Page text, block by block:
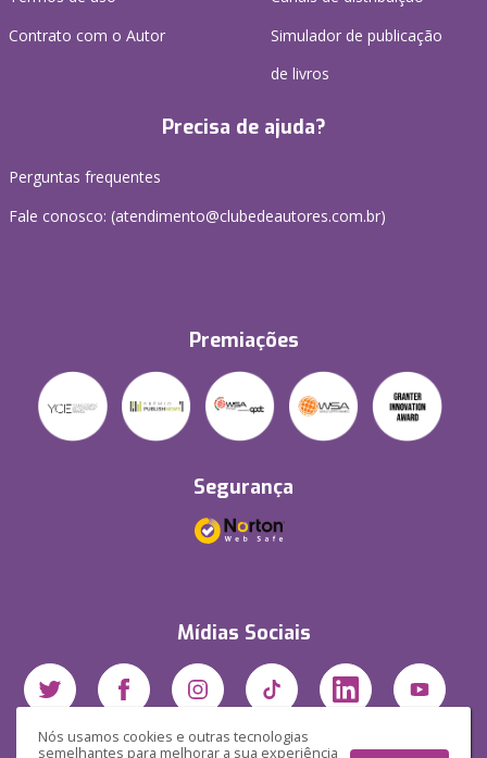
Nós usamos cookies e outras tecnologias
semelhantes para melhorar a sua experiência
Contrato com o Autor
Simulador de publicação
de livros
Precisa de ajuda?
Perguntas frequentes
Fale conosco: (atendimento@clubedeautores.com.br)
Premiações
Segurança
Mídias Sociais